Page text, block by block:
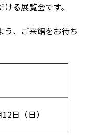
る展覧会です。
う、ご来館をお待ち
12日（日）